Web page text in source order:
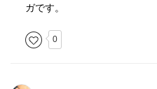
ガです。
0